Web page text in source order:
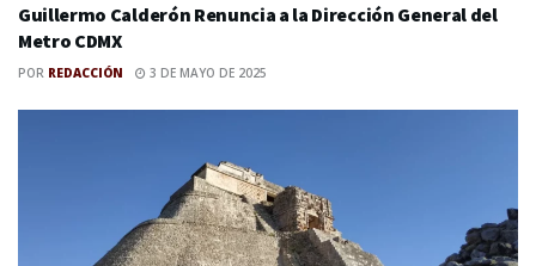
Guillermo Calderón Renuncia a la Dirección General del
Metro CDMX
POR REDACCIÓN 3 DE MAYO DE 2025